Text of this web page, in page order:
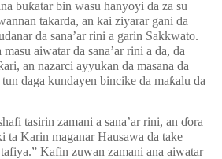
buƙatar bin wasu hanyoyi da za su
takarda, an kai ziyarar gani da
da sana’ar rini a garin Sakkwato.
aiwatar da sana’ar rini a da, da
ari, an nazarci ayyukan da masana da
daga kundayen bincike da maƙalu da
tasirin zamani a sana’ar rini, an ɗora
ta Karin maganar Hausawa da take
Kafin zuwan zamani ana aiwatar